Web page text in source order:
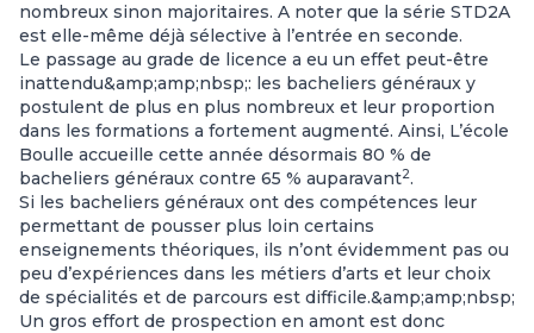
nombreux sinon majoritaires. A noter que la série STD2A
est elle-même déjà sélective à l’entrée en seconde.
Le passage au grade de licence a eu un effet peut-être
inattendu&amp;amp;nbsp;: les bacheliers généraux y
postulent de plus en plus nombreux et leur proportion
dans les formations a fortement augmenté. Ainsi, L’école
Boulle accueille cette année désormais 80 % de
bacheliers généraux contre 65 % auparavant2.
Si les bacheliers généraux ont des compétences leur
permettant de pousser plus loin certains
enseignements théoriques, ils n’ont évidemment pas ou
peu d’expériences dans les métiers d’arts et leur choix
de spécialités et de parcours est difficile.&amp;amp;nbsp;
Un gros effort de prospection en amont est donc